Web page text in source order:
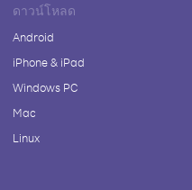
ดาวน์โหลด
Android
iPhone & iPad
Windows PC
Mac
Linux